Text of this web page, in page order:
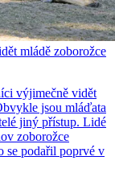
mládě zoborožce
výjimečně vidět
jsou mláďata
jiný přístup. Lidé
zoborožce
se podařil poprvé v